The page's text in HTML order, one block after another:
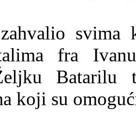
svima
fra
koji su